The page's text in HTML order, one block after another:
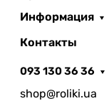
Информация
Контакты
093 130 36 36
shop@roliki.ua